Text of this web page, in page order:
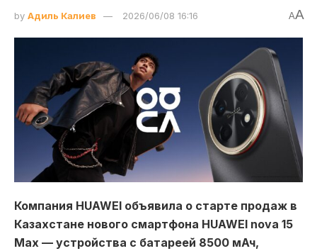
by Адиль Калиев 2026/06/08 16:16 AA
Компания HUAWEI объявила о старте продаж в
Казахстане нового смартфона HUAWEI nova 15
Max — устройства с батареей 8500 мАч,